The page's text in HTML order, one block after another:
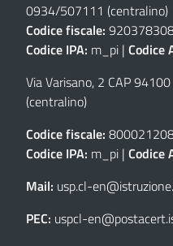
0934/507111
Codice fiscale:
Codice IPA: m_pi | Codice
Via Varisano, 2 CAP 94100
(centralino)
Codice fiscale:
Codice IPA: m_pi | Codice
Mail: usp.cl-
PEC: uspcl-